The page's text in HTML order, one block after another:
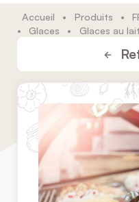
Accueil • Produits •
•
Glaces • Glaces au